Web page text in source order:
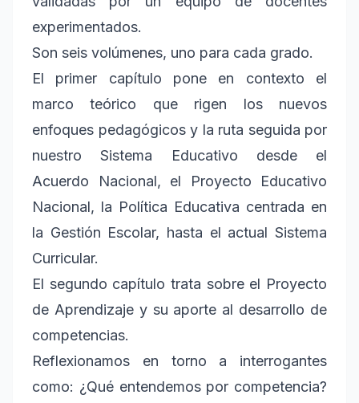
experimentados.
Son seis volúmenes, uno para cada grado.
El primer capítulo pone en contexto el
marco teórico que rigen los nuevos
enfoques pedagógicos y la ruta seguida por
nuestro Sistema Educativo desde el
Acuerdo Nacional, el Proyecto Educativo
Nacional, la Política Educativa centrada en
la Gestión Escolar, hasta el actual Sistema
Curricular.
El segundo capítulo trata sobre el Proyecto
de Aprendizaje y su aporte al desarrollo de
competencias.
Reflexionamos en torno a interrogantes
como: ¿Qué entendemos por competencia?